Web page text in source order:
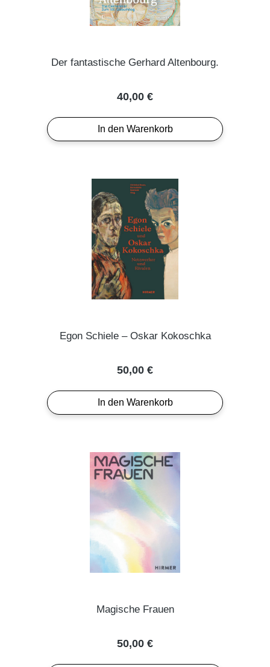
Der fantastische Gerhard Altenbourg.
Regulärer Preis:
40,00 €
In den Warenkorb
Egon Schiele – Oskar Kokoschka
Regulärer Preis:
50,00 €
In den Warenkorb
Magische Frauen
Regulärer Preis:
50,00 €